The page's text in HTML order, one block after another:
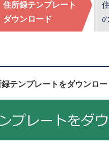
住所録テンプレート
ダウンロード
テンプレートをダウンロ